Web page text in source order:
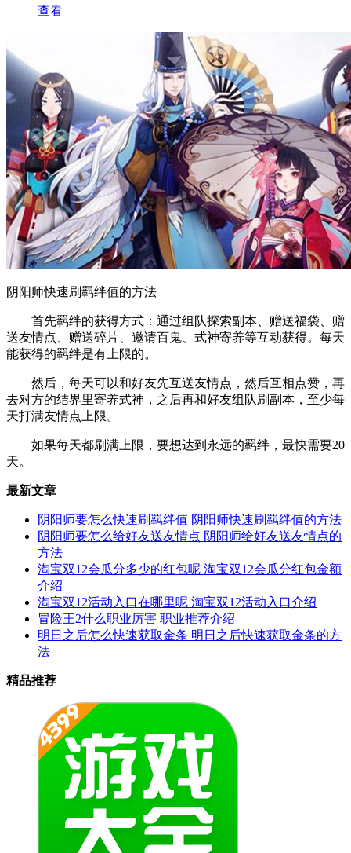
查看
阴阳师快速刷羁绊值的方法
首先羁绊的获得方式：通过组队探索副本、赠送福袋、赠
送友情点、赠送碎片、邀请百鬼、式神寄养等互动获得。每天
能获得的羁绊是有上限的。
然后，每天可以和好友先互送友情点，然后互相点赞，再
去对方的结界里寄养式神，之后再和好友组队刷副本，至少每
天打满友情点上限。
如果每天都刷满上限，要想达到永远的羁绊，最快需要20
天。
最新文章
阴阳师要怎么快速刷羁绊值 阴阳师快速刷羁绊值的方法
阴阳师要怎么给好友送友情点 阴阳师给好友送友情点的
方法
淘宝双12会瓜分多少的红包呢 淘宝双12会瓜分红包金额
介绍
淘宝双12活动入口在哪里呢 淘宝双12活动入口介绍
冒险王2什么职业厉害 职业推荐介绍
明日之后怎么快速获取金条 明日之后快速获取金条的方
法
精品推荐